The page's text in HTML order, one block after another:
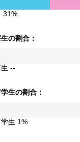
31%
の割合：
生 --
生の割合：
学生 1%